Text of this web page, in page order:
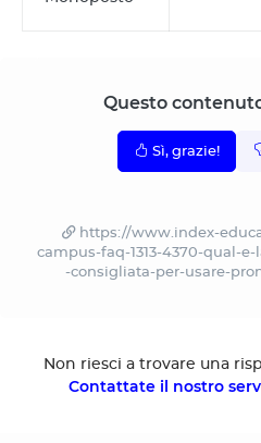
Questo
Sì, grazie!
https://www.index-
campus-faq-1313-4370-qual-
-consigliata-per-usare-
Non riesci a trovare una
Contattate il nostro